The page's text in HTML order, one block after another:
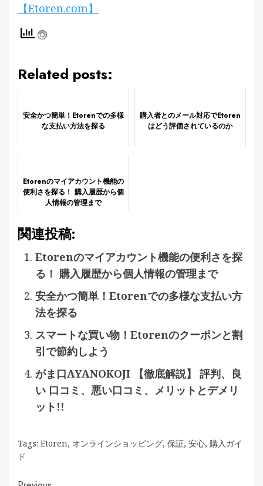
【Etoren.com】
Related posts:
安全かつ簡単！Etorenでの多様
な支払い方法を探る
購入者とのメール対応でEtoren
はどう評価されているのか
Etorenのマイアカウント機能の
便利さを探る！ 購入履歴から個
人情報の管理まで
関連投稿:
Etorenのマイアカウント機能の便利さを探
る！ 購入履歴から個人情報の管理まで
安全かつ簡単！Etorenでの多様な支払い方
法を探る
スマートな買い物！Etorenのクーポンと割
引で節約しよう
がま口AYANOKOJI 【徹底解説】 評判、良
い 口コミ、悪い口コミ、メリットとデメリ
ット!!
Tags: Etoren, オンラインショッピング, 保証, 安心, 購入ガイ
ド